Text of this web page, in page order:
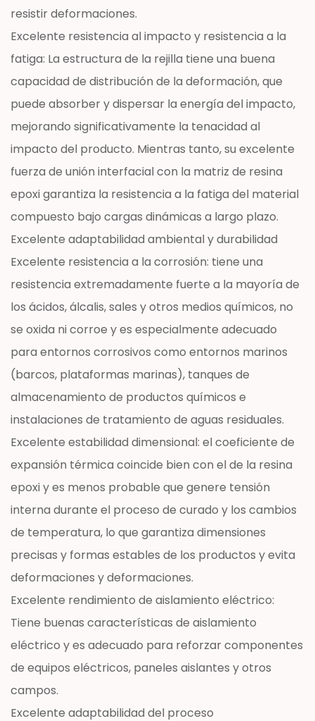
resistir deformaciones.
Excelente resistencia al impacto y resistencia a la
fatiga: La estructura de la rejilla tiene una buena
capacidad de distribución de la deformación, que
puede absorber y dispersar la energía del impacto,
mejorando significativamente la tenacidad al
impacto del producto. Mientras tanto, su excelente
fuerza de unión interfacial con la matriz de resina
epoxi garantiza la resistencia a la fatiga del material
compuesto bajo cargas dinámicas a largo plazo.
Excelente adaptabilidad ambiental y durabilidad
Excelente resistencia a la corrosión: tiene una
resistencia extremadamente fuerte a la mayoría de
los ácidos, álcalis, sales y otros medios químicos, no
se oxida ni corroe y es especialmente adecuado
para entornos corrosivos como entornos marinos
(barcos, plataformas marinas), tanques de
almacenamiento de productos químicos e
instalaciones de tratamiento de aguas residuales.
Excelente estabilidad dimensional: el coeficiente de
expansión térmica coincide bien con el de la resina
epoxi y es menos probable que genere tensión
interna durante el proceso de curado y los cambios
de temperatura, lo que garantiza dimensiones
precisas y formas estables de los productos y evita
deformaciones y deformaciones.
Excelente rendimiento de aislamiento eléctrico:
Tiene buenas características de aislamiento
eléctrico y es adecuado para reforzar componentes
de equipos eléctricos, paneles aislantes y otros
campos.
Excelente adaptabilidad del proceso